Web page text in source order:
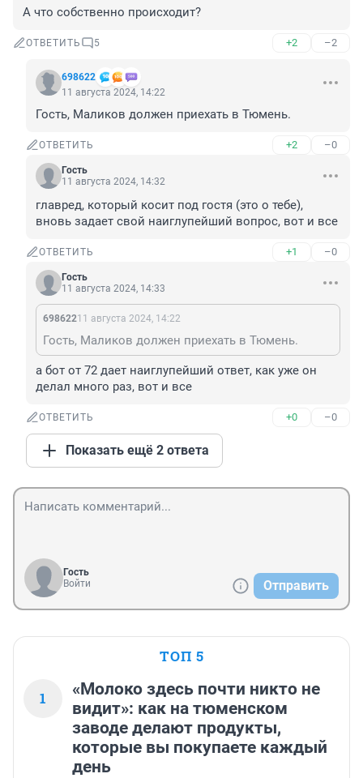
А что собственно происходит?
ОТВЕТИТЬ 5 +2 –2
698622
11 августа 2024, 14:22
Гость, Маликов должен приехать в Тюмень.
ОТВЕТИТЬ +2 –0
Гость
11 августа 2024, 14:32
главред, который косит под гостя (это о тебе),
вновь задает свой наиглупейший вопрос, вот и все
ОТВЕТИТЬ +1 –0
Гость
11 августа 2024, 14:33
69862211 августа 2024, 14:22
Гость, Маликов должен приехать в Тюмень.
а бот от 72 дает наиглупейший ответ, как уже он
делал много раз, вот и все
ОТВЕТИТЬ +0 –0
Показать ещё 2 ответа
Гость
Войти
Отправить
ТОП 5
1
«Молоко здесь почти никто не
видит»: как на тюменском
заводе делают продукты,
которые вы покупаете каждый
день